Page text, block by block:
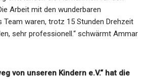
Arbeit mit den wunderbaren
Team waren, trotz 15 Stunden Drehzeit
sehr professionell.“ schwärmt Ammar
von unseren Kindern e.V.“ hat die